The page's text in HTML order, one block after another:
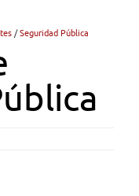
/Seguridad Pública